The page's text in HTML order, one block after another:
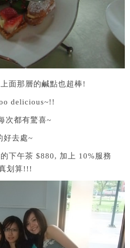
面那層的鹹點也超棒!
delicious~!!
次都有驚喜~
好去處~
下午茶 $880, 加上 10%服務
划算!!!